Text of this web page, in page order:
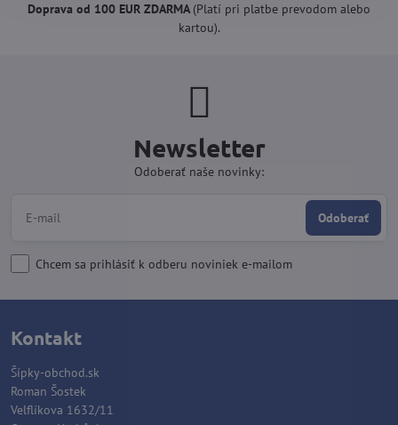
Doprava od 100 EUR ZDARMA(Platí pri platbe prevodom alebo
kartou).
Newsletter
Odoberať naše novinky:
Odoberať
Chcem sa prihlásiť k odberu noviniek e-mailom
Kontakt
Šípky-obchod.sk
Roman Šostek
Velflíkova 1632/11